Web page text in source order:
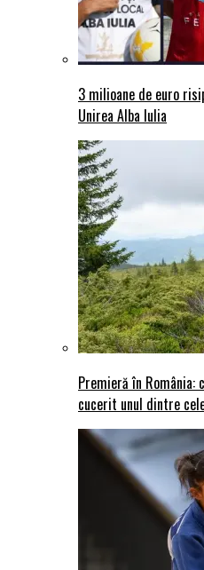
3 milioane de euro
Unirea Alba Iulia
Premieră în
cucerit unul dintre